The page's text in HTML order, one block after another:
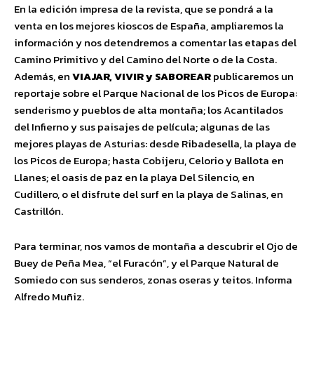
En la edición impresa de la revista, que se pondrá a la
venta en los mejores kioscos de España, ampliaremos la
información y nos detendremos a comentar las etapas del
Camino Primitivo y del Camino del Norte o de la Costa.
Además, enVIAJAR, VIVIR y SABOREARpublicaremos un
reportaje sobre el Parque Nacional de los Picos de Europa:
senderismo y pueblos de alta montaña; los Acantilados
del Infierno y sus paisajes de película; algunas de las
mejores playas de Asturias: desde Ribadesella, la playa de
los Picos de Europa; hasta Cobijeru, Celorio y Ballota en
Llanes; el oasis de paz en la playa Del Silencio, en
Cudillero, o el disfrute del surf en la playa de Salinas, en
Castrillón.
Para terminar, nos vamos de montaña a descubrir el Ojo de
Buey de Peña Mea, “el Furacón”, y el Parque Natural de
Somiedo con sus senderos, zonas oseras y teitos. Informa
Alfredo Muñiz.